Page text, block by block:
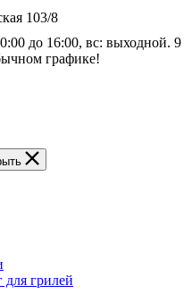
103/8
до 16:00, вс: выходной. 9
графике!
для грилей